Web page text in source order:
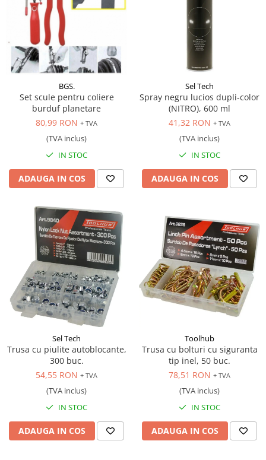
BGS.
Set scule pentru coliere
burduf planetare
80,99 RON + TVA
(TVA inclus)
IN STOC
ADAUGA IN COS
Sel Tech
Spray negru lucios dupli-color
(NITRO), 600 ml
41,32 RON + TVA
(TVA inclus)
IN STOC
ADAUGA IN COS
Sel Tech
Trusa cu piulite autoblocante,
300 buc.
54,55 RON + TVA
(TVA inclus)
IN STOC
ADAUGA IN COS
Toolhub
Trusa cu bolturi cu siguranta
tip inel, 50 buc.
78,51 RON + TVA
(TVA inclus)
IN STOC
ADAUGA IN COS